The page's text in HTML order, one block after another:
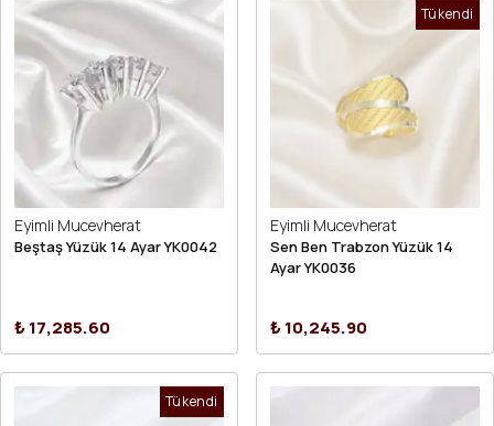
Eyimli Mucevherat
Beştaş Yüzük 14 Ayar YK0042
₺ 17,285.60
Tükendi
Eyimli Mucevherat
Sen Ben Trabzon Yüzük 14
Ayar YK0036
₺ 10,245.90
Tükendi